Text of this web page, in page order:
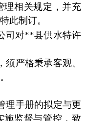
理相关规定，并充
此制订。
司对**县供水特许
严格秉承客观、
理手册的拟定与更
施监督与管控，致